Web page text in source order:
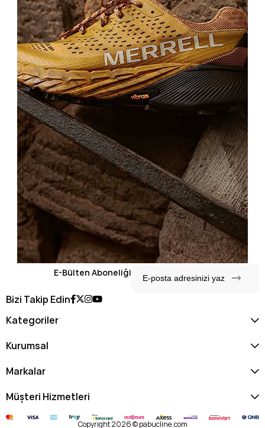
E-Bülten Aboneliği
Bizi Takip Edin
Kategoriler
Kurumsal
Markalar
Müşteri Hizmetleri
Copyright 2026 © pabucline.com